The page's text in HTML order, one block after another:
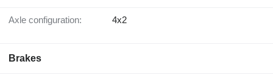
Axle configuration: 4x2
Brakes